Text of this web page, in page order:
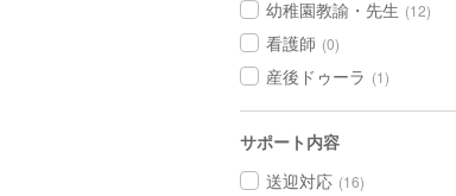
幼稚園教諭・先生 (12)
看護師 (0)
産後ドゥーラ (1)
サポート内容
送迎対応 (16)